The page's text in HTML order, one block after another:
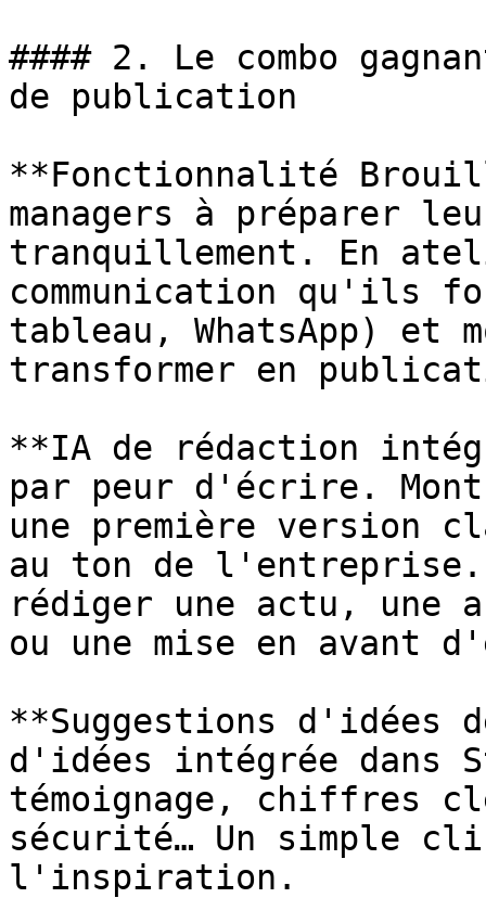
#### 2. Le combo
de publication
**Fonctionnalité
managers à préparer
tranquillement. En
communication qu'ils
tableau, WhatsApp) et
transformer en
**IA de rédaction
par peur d'écrire.
une première version
au ton de
rédiger une actu, une
ou une mise en avant
**Suggestions d'idées
d'idées intégrée dans
témoignage, chiffres
sécurité… Un simple
l'inspiration.